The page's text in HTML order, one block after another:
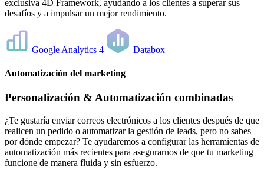
exclusiva 4D Framework, ayudando a los clientes a superar sus
desafíos y a impulsar un mejor rendimiento.
Google Analytics 4 Databox
Automatización del marketing
Personalización & Automatización combinadas
¿Te gustaría enviar correos electrónicos a los clientes después de que
realicen un pedido o automatizar la gestión de leads, pero no sabes
por dónde empezar? Te ayudaremos a configurar las herramientas de
automatización más recientes para asegurarnos de que tu marketing
funcione de manera fluida y sin esfuerzo.